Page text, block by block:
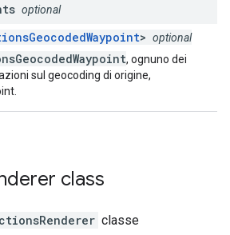
optional
> optional
, ognuno dei
sul geocoding di origine,
class
classe